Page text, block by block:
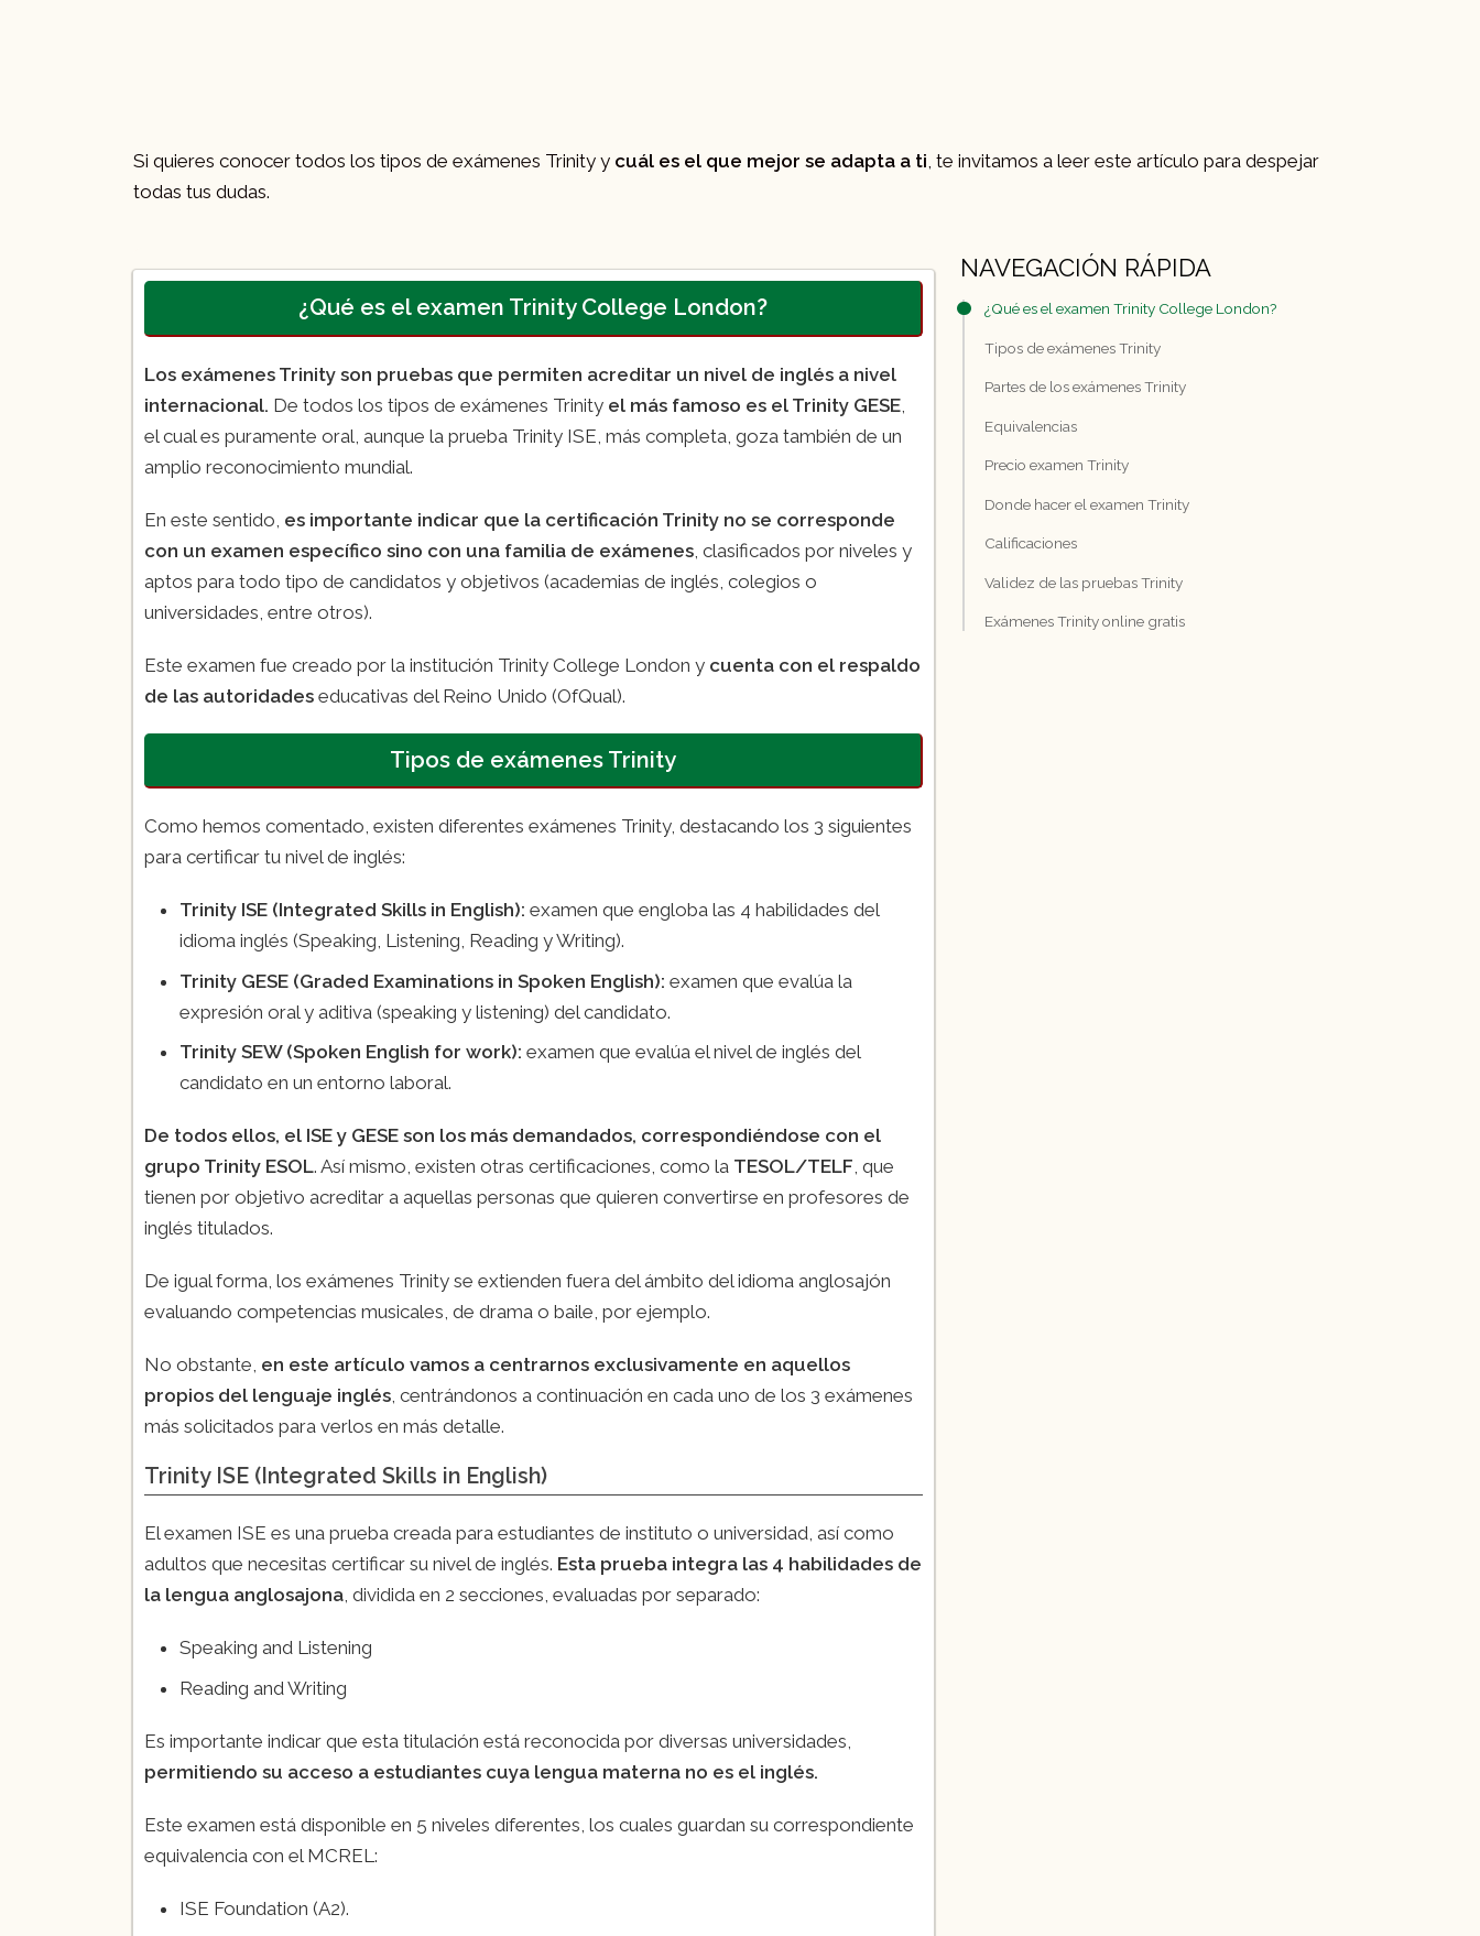
Si quieres conocer todos los tipos de exámenes Trinity y cuál es el que mejor se adapta a ti, te invitamos a leer este artículo para despejar
todas tus dudas.
NAVEGACIÓN RÁPIDA
¿Qué es el examen Trinity College London?
Tipos de exámenes Trinity
Partes de los exámenes Trinity
Equivalencias
Precio examen Trinity
Donde hacer el examen Trinity
Calificaciones
Validez de las pruebas Trinity
Exámenes Trinity online gratis
¿Qué es el examen Trinity College London?
Los exámenes Trinity son pruebas que permiten acreditar un nivel de inglés a nivel
internacional. De todos los tipos de exámenes Trinity el más famoso es el Trinity GESE
el cual es puramente oral, aunque la prueba Trinity ISE, más completa, goza también de un
amplio reconocimiento mundial.
En este sentido, es importante indicar que la certificación Trinity no se corresponde
con un examen específico sino con una familia de exámenes , clasificados por niveles y
aptos para todo tipo de candidatos y objetivos (academias de inglés, colegios o
universidades, entre otros).
Este examen fue creado por la institución Trinity College London y cuenta con el respaldo
de las autoridades educativas del Reino Unido (OfQual).
Tipos de exámenes Trinity
Como hemos comentado, existen diferentes exámenes Trinity, destacando los 3 siguientes
para certificar tu nivel de inglés:
Trinity ISE (Integrated Skills in English): examen que engloba las 4 habilidades del
idioma inglés (Speaking, Listening, Reading y Writing).
Trinity GESE (Graded Examinations in Spoken English): examen que evalúa la
expresión oral y aditiva (speaking y listening) del candidato.
Trinity SEW (Spoken English for work): examen que evalúa el nivel de inglés del
candidato en un entorno laboral.
De todos ellos, el ISE y GESE son los más demandados, correspondiéndose con el
grupo Trinity ESOL. Así mismo, existen otras certificaciones, como la TESOL/TELF, que
tienen por objetivo acreditar a aquellas personas que quieren convertirse en profesores de
inglés titulados.
De igual forma, los exámenes Trinity se extienden fuera del ámbito del idioma anglosajón
evaluando competencias musicales, de drama o baile, por ejemplo.
No obstante, en este artículo vamos a centrarnos exclusivamente en aquellos
propios del lenguaje inglés, centrándonos a continuación en cada uno de los 3 exámenes
más solicitados para verlos en más detalle.
Trinity ISE (Integrated Skills in English)
El examen ISE es una prueba creada para estudiantes de instituto o universidad, así como
adultos que necesitas certificar su nivel de inglés. Esta prueba integra las 4 habilidades de
la lengua anglosajona, dividida en 2 secciones, evaluadas por separado:
Speaking and Listening
Reading and Writing
Es importante indicar que esta titulación está reconocida por diversas universidades,
permitiendo su acceso a estudiantes cuya lengua materna no es el inglés.
Este examen está disponible en 5 niveles diferentes, los cuales guardan su correspondiente
equivalencia con el MCREL:
ISE Foundation (A2).